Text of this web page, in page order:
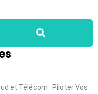
et Télécom : Piloter Vos